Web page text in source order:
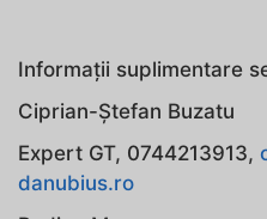
Informații suplimentare
Ciprian-Ștefan Buzatu
Expert GT, 0744213913,
danubius.ro